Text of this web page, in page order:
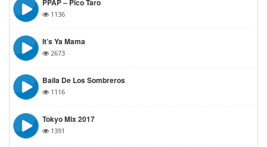
PPAP – Pico Taro
1136
It’s Ya Mama
2673
Baila De Los Sombreros
1116
Tokyo Mix 2017
1391